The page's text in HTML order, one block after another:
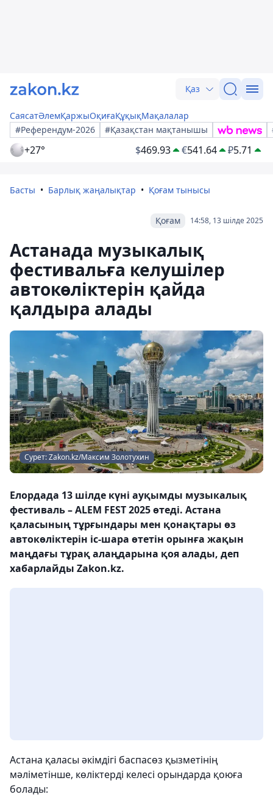
Қаз
СаясатӘлемҚаржыОқиғаҚұқықМақалалар
#Референдум-2026
#Қазақстан мақтанышы
+27° $469.93 €541.64 ₽5.71
Басты Барлық жаңалықтар Қоғам тынысы
14:58, 13 шілде 2025
Қоғам
Астанада музыкалық
фестивальға келушілер
автокөліктерін қайда
қалдыра алады
Сурет: Zakon.kz/Максим Золотухин
Елордада 13 шілде күні ауқымды музыкалық
фестиваль – ALEM FEST 2025 өтеді. Астана
қаласының тұрғындары мен қонақтары өз
автокөліктерін іс-шара өтетін орынға жақын
маңдағы тұрақ алаңдарына қоя алады, деп
хабарлайды Zakon.kz.
Астана қаласы әкімдігі баспасөз қызметінің
мәліметінше, көліктерді келесі орындарда қоюға
болады: